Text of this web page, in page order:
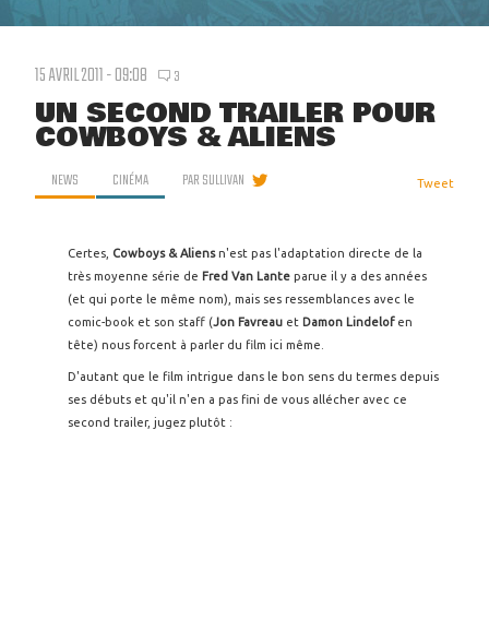
15 AVRIL 2011 - 09:08 3
UN SECOND TRAILER POUR
COWBOYS & ALIENS
NEWS CINÉMA PARSULLIVAN Tweet
Certes, Cowboys & Aliensn'est pas l'adaptation directe de la
très moyenne série de Fred Van Lante parue il y a des années
(et qui porte le même nom), mais ses ressemblances avec le
comic-book et son staff (Jon Favreau et Damon Lindelofen
tête) nous forcent à parler du film ici même.
D'autant que le film intrigue dans le bon sens du termes depuis
ses débuts et qu'il n'en a pas fini de vous allécher avec ce
second trailer, jugez plutôt :